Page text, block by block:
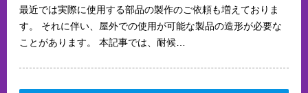
最近では実際に使用する部品の製作のご依頼も増えておりま
す。 それに伴い、屋外での使用が可能な製品の造形が必要な
ことがあります。 本記事では、耐候…